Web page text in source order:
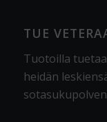
TUE
Tuotoilla
heidän